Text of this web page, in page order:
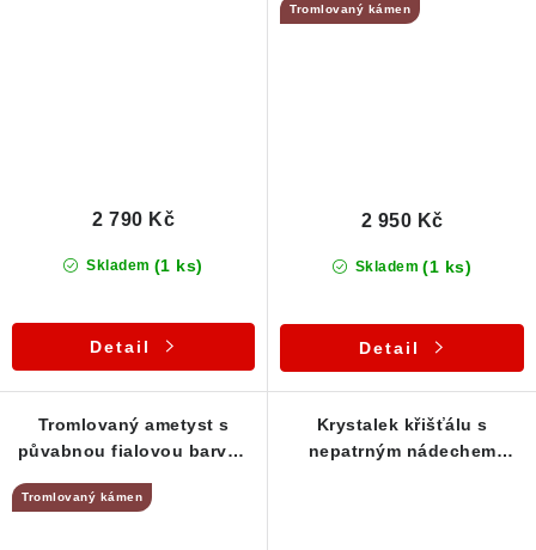
Skladem (1 ks)
2 790 Kč
Detail
Tromlovaný kámen
Skladem (1 ks)
2 950 Kč
Detail
Tromlovaný ametyst s
půvabnou fialovou barvou
Tromlovaný kámen
Krystalek křišťálu s
nepatrným nádechem